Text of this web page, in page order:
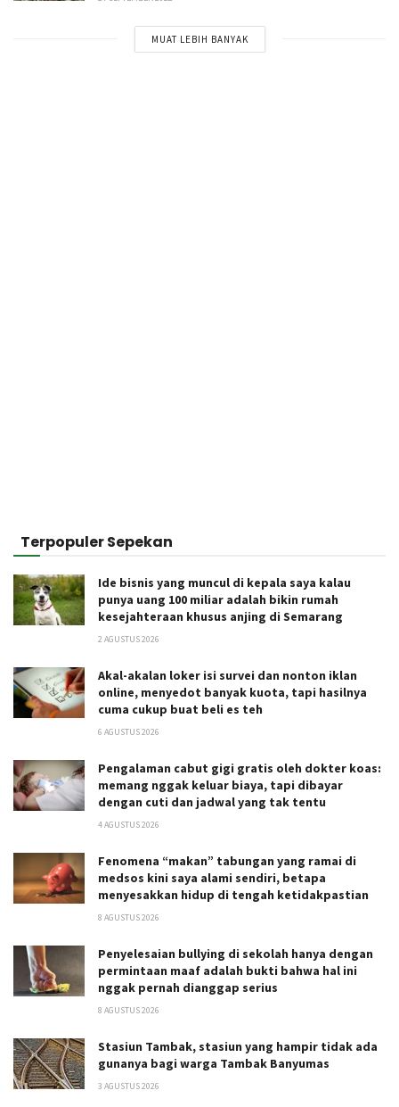
MUAT LEBIH BANYAK
Terpopuler Sepekan
Ide bisnis yang muncul di kepala saya kalau
punya uang 100 miliar adalah bikin rumah
kesejahteraan khusus anjing di Semarang
2 AGUSTUS 2026
Akal-akalan loker isi survei dan nonton iklan
online, menyedot banyak kuota, tapi hasilnya
cuma cukup buat beli es teh
6 AGUSTUS 2026
Pengalaman cabut gigi gratis oleh dokter koas:
memang nggak keluar biaya, tapi dibayar
dengan cuti dan jadwal yang tak tentu
4 AGUSTUS 2026
Fenomena “makan” tabungan yang ramai di
medsos kini saya alami sendiri, betapa
menyesakkan hidup di tengah ketidakpastian
8 AGUSTUS 2026
Penyelesaian bullying di sekolah hanya dengan
permintaan maaf adalah bukti bahwa hal ini
nggak pernah dianggap serius
8 AGUSTUS 2026
Stasiun Tambak, stasiun yang hampir tidak ada
gunanya bagi warga Tambak Banyumas
3 AGUSTUS 2026